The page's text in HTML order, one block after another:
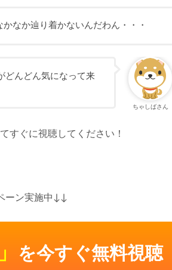
なか辿り着かないんだわん・・・
ちゃしばさん
どんどん気になって来
すぐに視聴してください！
ーン実施中↓↓
を今すぐ無料視聴